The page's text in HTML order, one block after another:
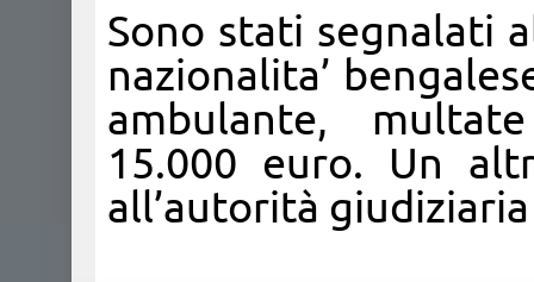
Sono stati segnalati
nazionalita’
ambulante,
15.000 euro. Un
all’autorità